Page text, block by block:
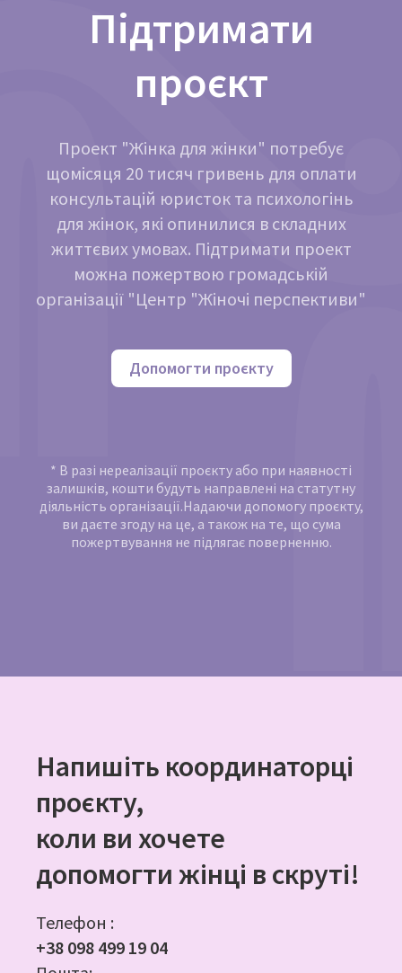
Підтримати
проєкт
Проект "Жінка для жінки" потребує
щомісяця 20 тисяч гривень для оплати
консультацій юристок та психологінь
для жінок, які опинилися в складних
життєвих умовах. Підтримати проект
можна пожертвою громадській
організації "Центр "Жіночі перспективи"
Допомогти проєкту
* В разі нереалізації проєкту або при наявності
залишків, кошти будуть направлені на статутну
діяльність організації.Надаючи допомогу проєкту,
ви даєте згоду на це, а також на те, що сума
пожертвування не підлягає поверненню.
Напишіть координаторці
проєкту,
коли ви хочете
допомогти жінці в скруті!
Телефон :
+38 098 499 19 04